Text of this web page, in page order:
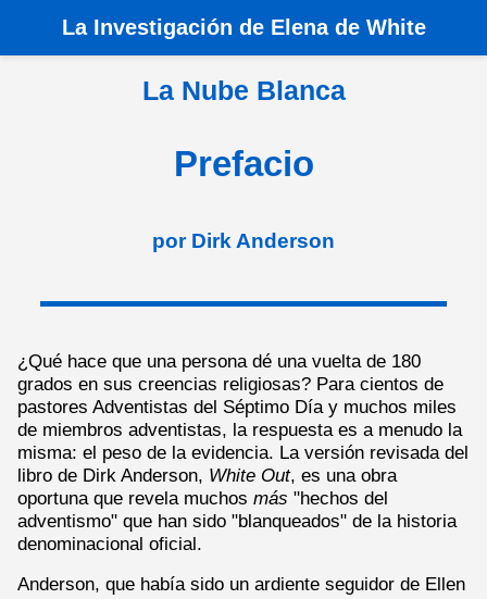
> Libros > La Nube Blanca > Prefacio
La Investigación de Elena de White
La Nube Blanca
Prefacio
por Dirk Anderson
¿Qué hace que una persona dé una vuelta de 180
grados en sus creencias religiosas? Para cientos de
pastores Adventistas del Séptimo Día y muchos miles
de miembros adventistas, la respuesta es a menudo la
misma: el peso de la evidencia. La versión revisada del
libro de Dirk Anderson, White Out, es una obra
oportuna que revela muchos más "hechos del
adventismo" que han sido "blanqueados" de la historia
denominacional oficial.
Anderson, que había sido un ardiente seguidor de Ellen